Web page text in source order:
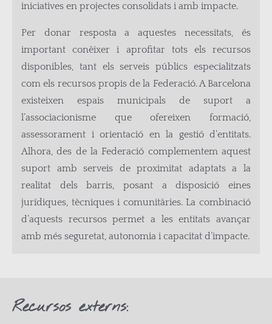
iniciatives en projectes consolidats i amb impacte.
Per donar resposta a aquestes necessitats, és
important conèixer i aprofitar tots els recursos
disponibles, tant els serveis públics especialitzats
com els recursos propis de la Federació. A Barcelona
existeixen espais municipals de suport a
l’associacionisme que ofereixen formació,
assessorament i orientació en la gestió d’entitats.
Alhora, des de la Federació complementem aquest
suport amb serveis de proximitat adaptats a la
realitat dels barris, posant a disposició eines
jurídiques, tècniques i comunitàries. La combinació
d’aquests recursos permet a les entitats avançar
amb més seguretat, autonomia i capacitat d’impacte.
Recursos externs: